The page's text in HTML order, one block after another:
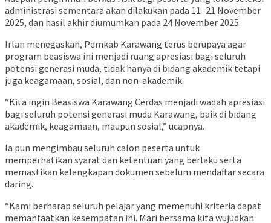
administrasi sementara akan dilakukan pada 11–21 November
2025, dan hasil akhir diumumkan pada 24 November 2025.
Irlan menegaskan, Pemkab Karawang terus berupaya agar
program beasiswa ini menjadi ruang apresiasi bagi seluruh
potensi generasi muda, tidak hanya di bidang akademik tetapi
juga keagamaan, sosial, dan non-akademik.
“Kita ingin Beasiswa Karawang Cerdas menjadi wadah apresiasi
bagi seluruh potensi generasi muda Karawang, baik di bidang
akademik, keagamaan, maupun sosial,” ucapnya.
Ia pun mengimbau seluruh calon peserta untuk
memperhatikan syarat dan ketentuan yang berlaku serta
memastikan kelengkapan dokumen sebelum mendaftar secara
daring.
“Kami berharap seluruh pelajar yang memenuhi kriteria dapat
memanfaatkan kesempatan ini. Mari bersama kita wujudkan